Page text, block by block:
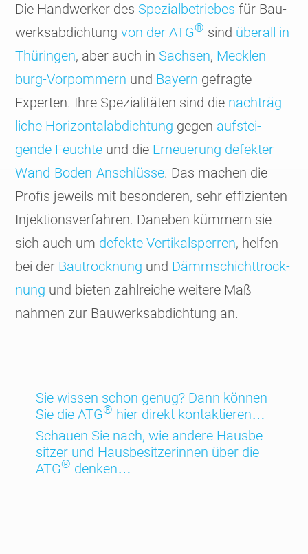
Die Hand­werker des Spezial­betriebes für Bau­
werks­abdich­tungvon der ATG® sind überall in
Thüringen, aber auch in Sachsen, Mecklen­
burg-Vorpom­mern und Bayern gefragte
Experten. Ihre Spezia­litäten sind die nach­träg­
liche Hori­zontal­abdich­tung gegen auf­stei­
gende Feuchte und die Erneue­rung defekter
Wand-Boden-Anschlüsse. Das machen die
Profis jeweils mit beson­deren, sehr effi­zienten
Injek­tions­ver­fahren. Daneben kümmern sie
sich auch um defekte Vertikal­sperren, helfen
bei der Bau­trock­nung und Dämm­schicht­trock­
nung und bieten zahl­reiche weitere Maß­
nahmen zur Bau­werks­abdich­tung an.
Sie wissen schon genug? Dann können
Sie die ATG® hier direkt kontak­tieren…
Schauen Sie nach, wie andere Hausbe­
sitzer und Hausbe­sitzerinnen über die
ATG® denken…